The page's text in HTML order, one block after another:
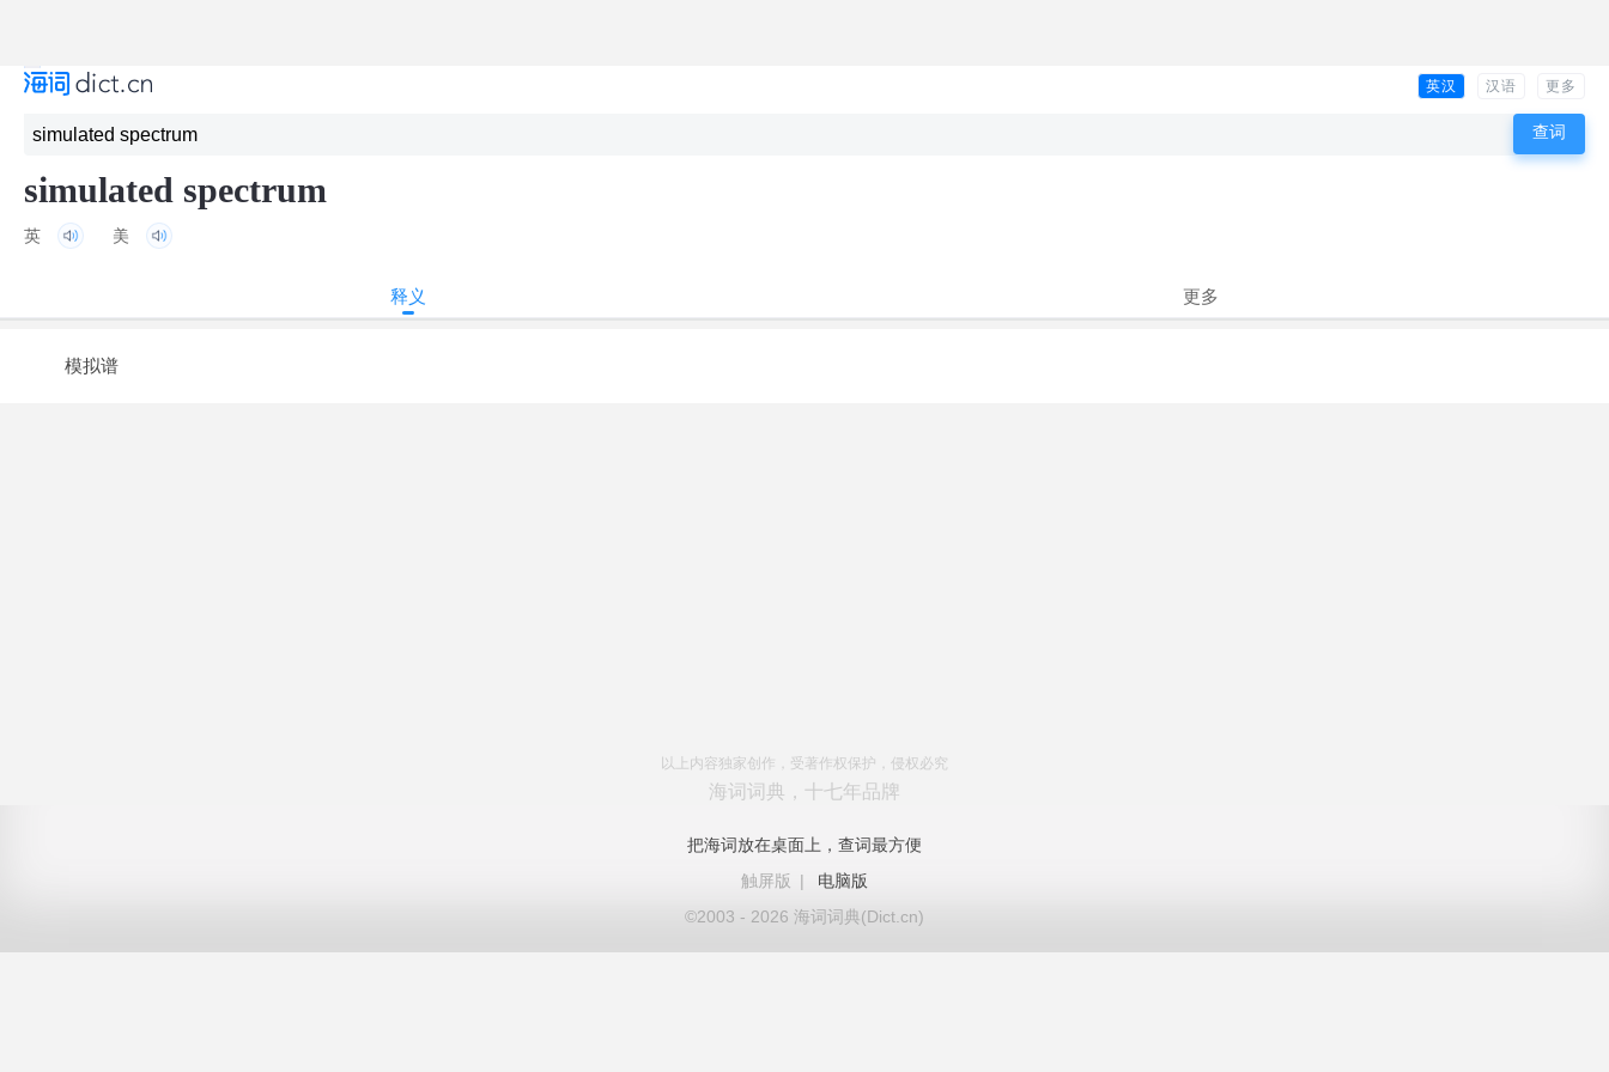
英汉 汉语 更多
simulated spectrum
英 美
释义 更多
模拟谱
以上内容独家创作，受著作权保护，侵权必究
海词词典，十七年品牌
把海词放在桌面上，查词最方便
触屏版
|
电脑版
©2003 - 2026 海词词典(Dict.cn)